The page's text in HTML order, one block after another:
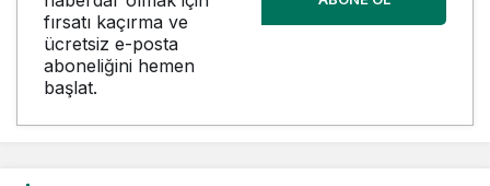
fırsatı kaçırma ve
ücretsiz e-posta
aboneliğini hemen
başlat.